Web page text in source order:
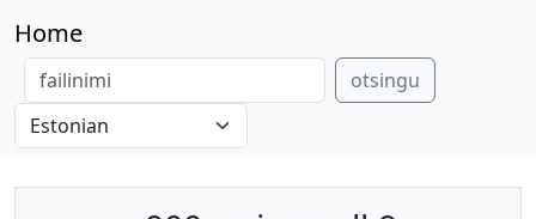
Home
otsingu